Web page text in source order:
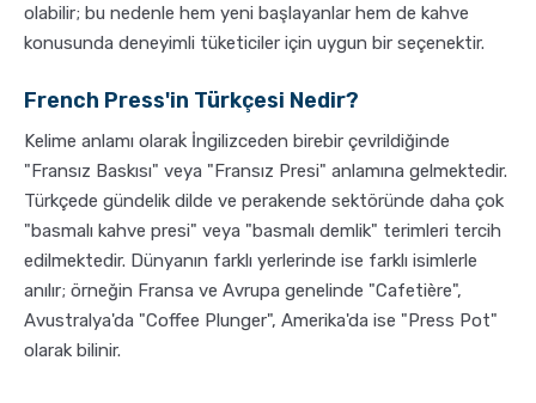
olabilir; bu nedenle hem yeni başlayanlar hem de kahve
konusunda deneyimli tüketiciler için uygun bir seçenektir.
French Press'in Türkçesi Nedir?
Kelime anlamı olarak İngilizceden birebir çevrildiğinde
"Fransız Baskısı" veya "Fransız Presi" anlamına gelmektedir.
Türkçede gündelik dilde ve perakende sektöründe daha çok
"basmalı kahve presi" veya "basmalı demlik" terimleri tercih
edilmektedir. Dünyanın farklı yerlerinde ise farklı isimlerle
anılır; örneğin Fransa ve Avrupa genelinde "Cafetière",
Avustralya'da "Coffee Plunger", Amerika'da ise "Press Pot"
olarak bilinir.